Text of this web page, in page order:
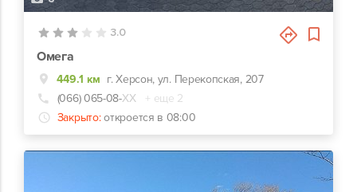
3.0
Омега
449.1 км г. Херсон, ул. Перекопская, 207
(066) 065-08-ХХ
+ еще 2
Закрыто: откроется в 08:00